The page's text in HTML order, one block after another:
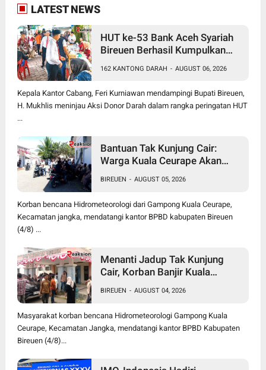
LATEST NEWS
HUT ke-53 Bank Aceh Syariah
Bireuen Berhasil Kumpulkan
162 KANTONG DARAH - AUGUST 06, 2026
Kepala Kantor Cabang, Feri Kurniawan mendampingi Bupati Bireuen,
H. Mukhlis meninjau Aksi Donor Darah dalam rangka peringatan HUT
...
Bantuan Tak Kunjung Cair:
Warga Kuala Ceurape Akan
BIREUEN - AUGUST 05, 2026
Korban bencana Hidrometeorologi dari Gampong Kuala Ceurape,
Kecamatan jangka, mendatangi kantor BPBD kabupaten Bireuen
(4/8) ...
Menanti Jadup Tak Kunjung
Cair, Korban Banjir Kuala
Bireuen: "Kami Dibola-bolai"
BIREUEN - AUGUST 04, 2026
Masyarakat korban bencana Hidrometeorologi Gampong Kuala
Ceurape, Kecamatan Jangka, mendatangi kantor BPBD Kabupaten
Bireuen (4/8)...